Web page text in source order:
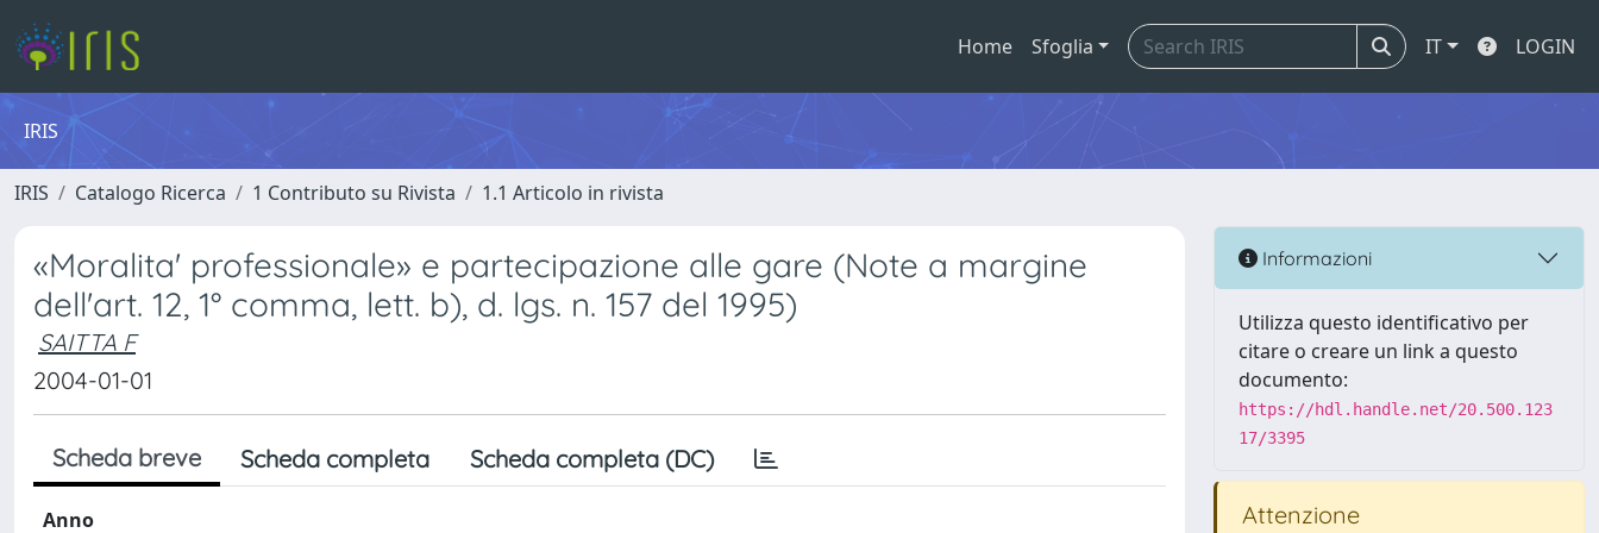
Home Sfoglia IT LOGIN
IRIS
IRIS Catalogo Ricerca 1 Contributo su Rivista 1.1 Articolo in rivista
«Moralita' professionale» e partecipazione alle gare (Note a margine
dell'art. 12, 1° comma, lett. b), d. lgs. n. 157 del 1995)
SAITTA F
2004-01-01
Scheda breve Scheda completa Scheda completa (DC)
Anno
Informazioni
Utilizza questo identificativo per
citare o creare un link a questo
documento:
https://hdl.handle.net/20.500.123
17/3395
Attenzione